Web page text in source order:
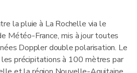
la pluie à La Rochelle via le
Météo-France, mis à jour toutes
Doppler double polarisation. Le
précipitations à 100 mètres par